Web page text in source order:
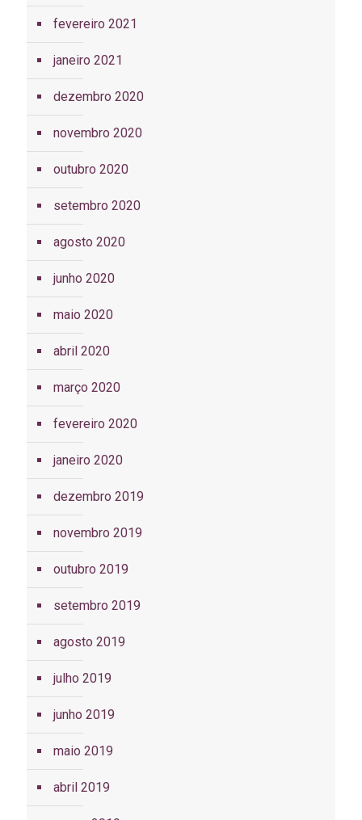
fevereiro 2021
janeiro 2021
dezembro 2020
novembro 2020
outubro 2020
setembro 2020
agosto 2020
junho 2020
maio 2020
abril 2020
março 2020
fevereiro 2020
janeiro 2020
dezembro 2019
novembro 2019
outubro 2019
setembro 2019
agosto 2019
julho 2019
junho 2019
maio 2019
abril 2019